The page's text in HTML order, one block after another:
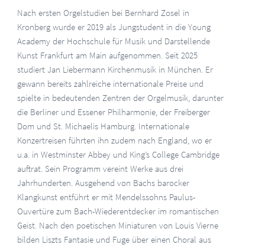
Nach ersten Orgelstudien bei Bernhard Zosel in
Kronberg wurde er 2019 als Jungstudent in die Young
Academy der Hochschule für Musik und Darstellende
Kunst Frankfurt am Main aufgenommen. Seit 2025
studiert Jan Liebermann Kirchenmusik in München. Er
gewann bereits zahlreiche internationale Preise und
spielte in bedeutenden Zentren der Orgelmusik, darunter
die Berliner und Essener Philharmonie, der Freiberger
Dom und St. Michaelis Hamburg. Internationale
Konzertreisen führten ihn zudem nach England, wo er
u.a. in Westminster Abbey und King’s College Cambridge
auftrat. Sein Programm vereint Werke aus drei
Jahrhunderten. Ausgehend von Bachs barocker
Klangkunst entführt er mit Mendelssohns Paulus-
Ouvertüre zum Bach-Wiederentdecker im romantischen
Geist. Nach den poetischen Miniaturen von Louis Vierne
bilden Liszts Fantasie und Fuge über einen Choral aus